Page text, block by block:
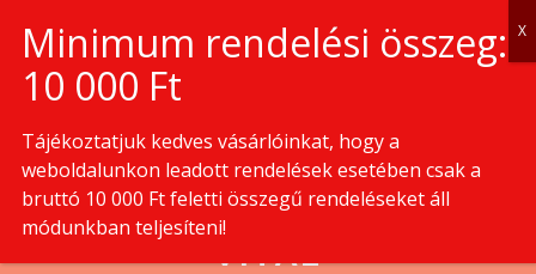
IN COMMODO DOLOR
VITAE
Tájékoztatjuk kedves vásárlóinkat, hogy a
weboldalunkon leadott rendelések esetében csak a
bruttó 10 000 Ft feletti összegű rendeléseket áll
módunkban teljesíteni!